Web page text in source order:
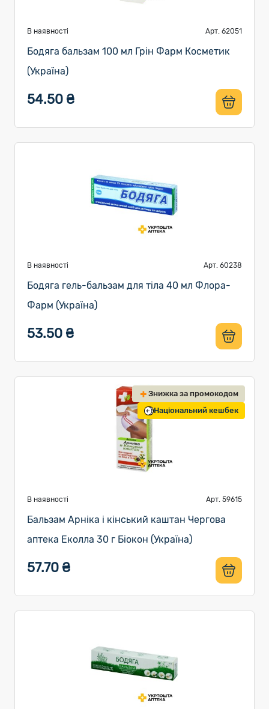
В наявності Арт. 62051
Бодяга бальзам 100 мл Грін Фарм Косметик
(Україна)
54.50 ₴
В наявності Арт. 60238
Бодяга гель-бальзам для тіла 40 мл Флора-
Фарм (Україна)
53.50 ₴
Знижка за промокодом
Національний кешбек
В наявності Арт. 59615
Бальзам Арніка і кінський каштан Чергова
аптека Еколла 30 г Біокон (Україна)
57.70 ₴